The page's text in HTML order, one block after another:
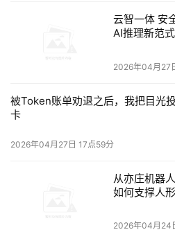
云智一体 安
AI推理新范式
2026年04月27
被Token账单劝退之后，我把目光
卡
2026年04月27日 17点59分
从亦庄机器
如何支撑人
2026年04月24